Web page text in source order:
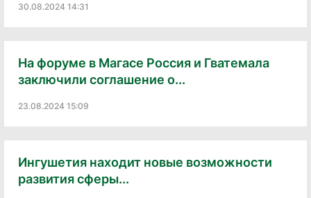
30.08.2024 14:31
На форуме в Магасе Россия и Гватемала
заключили соглашение о...
23.08.2024 15:09
Ингушетия находит новые возможности
развития сферы...